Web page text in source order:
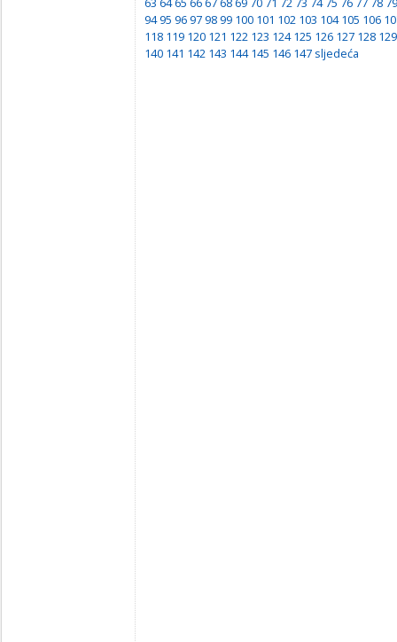
94 95 96 97 98 99 100 101 102 103 104 105 106
118 119 120 121 122 123 124 125 126 127 128 129
140 141 142 143 144 145 146 147 sljedeća